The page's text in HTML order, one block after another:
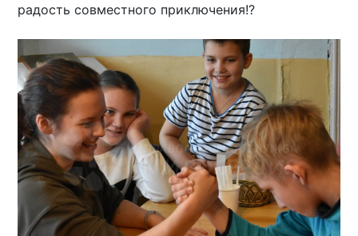
радость совместного приключения!?